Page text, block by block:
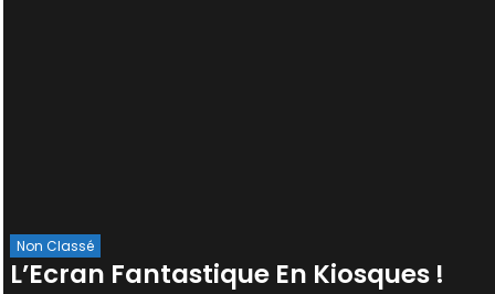
Non Classé
L’Ecran Fantastique En Kiosques !